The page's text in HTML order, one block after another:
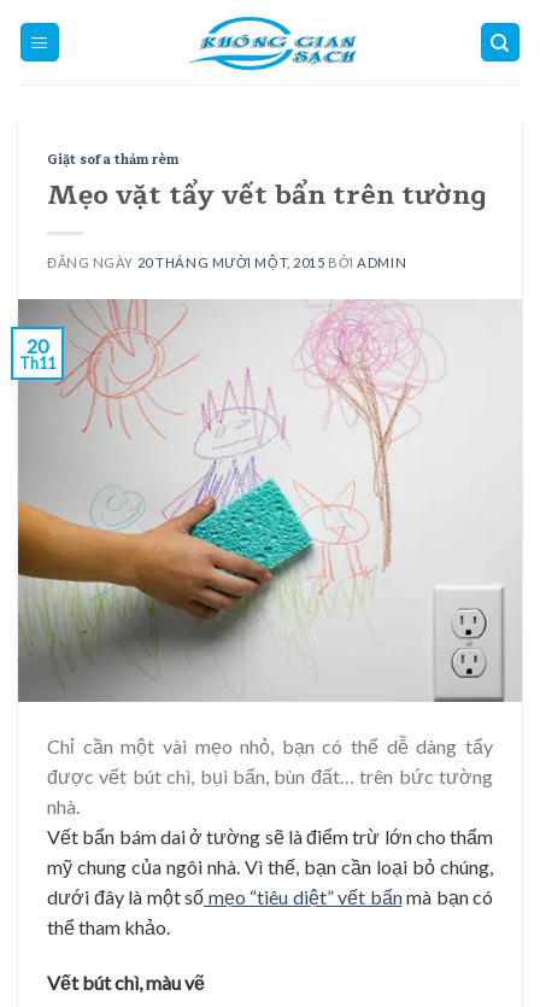
Giặt sofa thảm rèm
Mẹo vặt tẩy vết bẩn trên tường
ĐĂNG NGÀY 20 THÁNG MƯỜI MỘT, 2015 BỞI ADMIN
20
Th11
Chỉ cần một vài mẹo nhỏ, bạn có thể dễ dàng tẩy
được vết bút chì, bụi bẩn, bùn đất… trên bức tường
nhà.
Vết bẩn bám dai ở tường sẽ là điểm trừ lớn cho thẩm
mỹ chung của ngôi nhà. Vì thế, bạn cần loại bỏ chúng,
dưới đây là một số mẹo “tiêu diệt” vết bẩnmà bạn có
thể tham khảo.
Vết bút chì, màu vẽ